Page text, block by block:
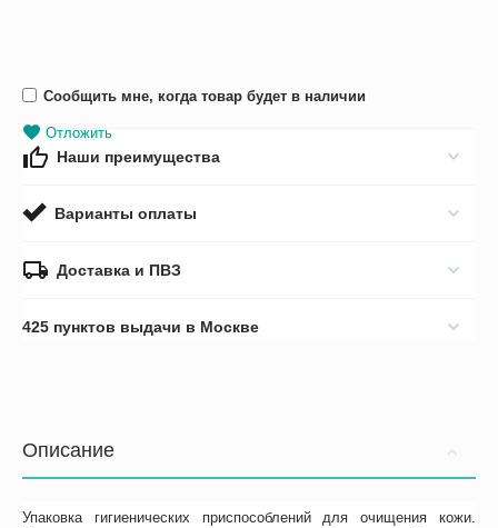
Сообщить мне, когда товар будет в наличии
Отложить
Наши преимущества
Варианты оплаты
Доставка и ПВЗ
425 пунктов выдачи в Москве
Описание
Упаковка гигиенических приспособлений для очищения кожи.